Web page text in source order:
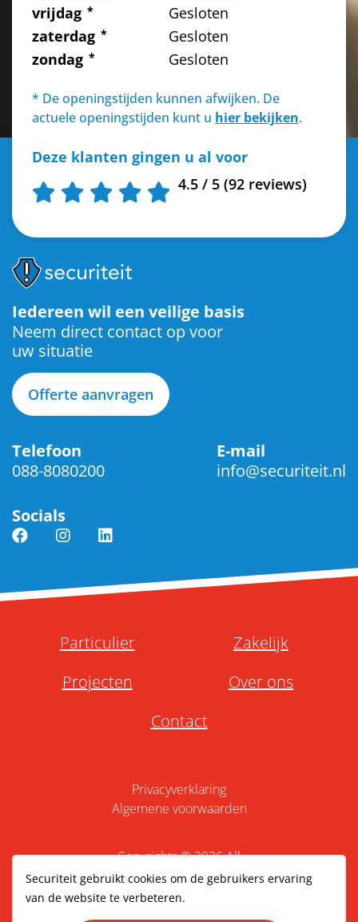
vrijdag
Gesloten
zaterdag
Gesloten
zondag
Gesloten
* De openingstijden kunnen afwijken. De
actuele openingstijden kunt u hier bekijken.
Deze klanten gingen u al voor
4.5 / 5 (92 reviews)
Iedereen wil een veilige basis
Neem direct contact op voor
uw situatie
Offerte aanvragen
Telefoon
088-8080200
E-mail
info@securiteit.nl
Socials
Particulier
Zakelijk
Projecten
Over ons
Contact
Privacyverklaring
Algemene voorwaarden
Copyrights © 2026 All
Rights Reserved bySecuriteit
Website gemaak door
Securiteit gebruikt cookies om de gebruikers ervaring
van de website te verbeteren.